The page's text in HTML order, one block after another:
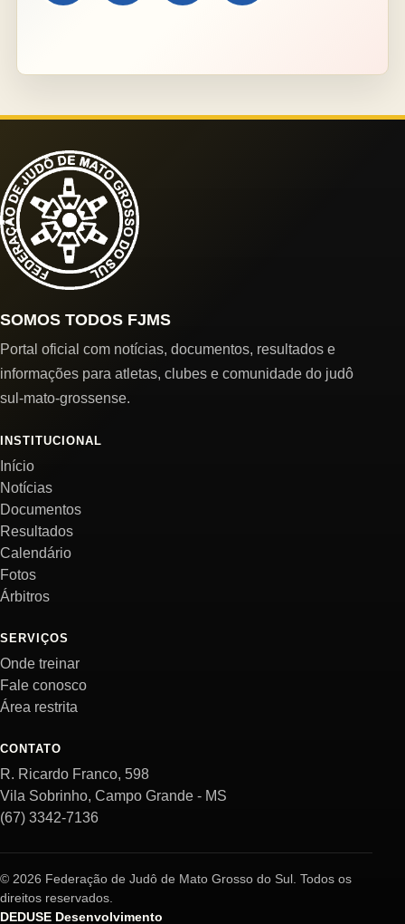
SOMOS TODOS FJMS
Portal oficial com notícias, documentos, resultados e
informações para atletas, clubes e comunidade do judô
sul-mato-grossense.
INSTITUCIONAL
Início
Notícias
Documentos
Resultados
Calendário
Fotos
Árbitros
SERVIÇOS
Onde treinar
Fale conosco
Área restrita
CONTATO
R. Ricardo Franco, 598
Vila Sobrinho, Campo Grande - MS
(67) 3342-7136
© 2026 Federação de Judô de Mato Grosso do Sul. Todos os
direitos reservados.
DEDUSE Desenvolvimento